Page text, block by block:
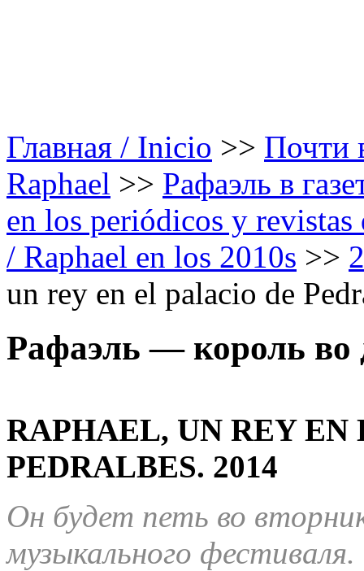
Главная / Inicio >> Почти
Raphael >> Рафаэль в
en los periódicos y
/ Raphael en los 2010s >>
un rey en el palacio de
Рафаэль — король во
RAPHAEL, UN REY EN
PEDRALBES. 2014
Он будет петь во
музыкального фестиваля.